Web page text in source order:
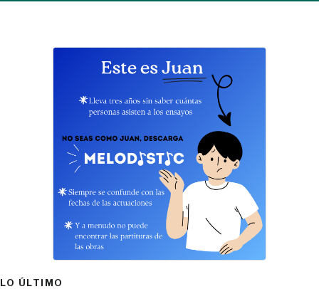
LO ÚLTIMO